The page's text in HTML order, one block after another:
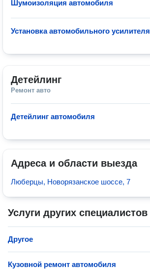
Шумоизоляция автомобиля
Установка автомобильного усилителя
Детейлинг
Ремонт авто
Детейлинг автомобиля
Адреса и области выезда
Люберцы, Новорязанское шоссе, 7
Услуги других специалистов
Другое
Кузовной ремонт автомобиля